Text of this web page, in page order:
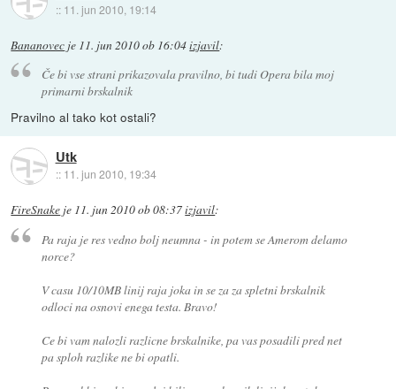
:: 11. jun 2010, 19:14
Bananovec je 11. jun 2010 ob 16:04izjavil:
Če bi vse strani prikazovala pravilno, bi tudi Opera bila moj
primarni brskalnik
Pravilno al tako kot ostali?
Utk
:: 11. jun 2010, 19:34
FireSnake je 11. jun 2010 ob 08:37izjavil:
Pa raja je res vedno bolj neumna - in potem se Amerom delamo
norce?
V casu 10/10MB linij raja joka in se za za spletni brskalnik
odloci na osnovi enega testa. Bravo!
Ce bi vam nalozli razlicne brskalnike, pa vas posadili pred net
pa sploh razlike ne bi opatli.